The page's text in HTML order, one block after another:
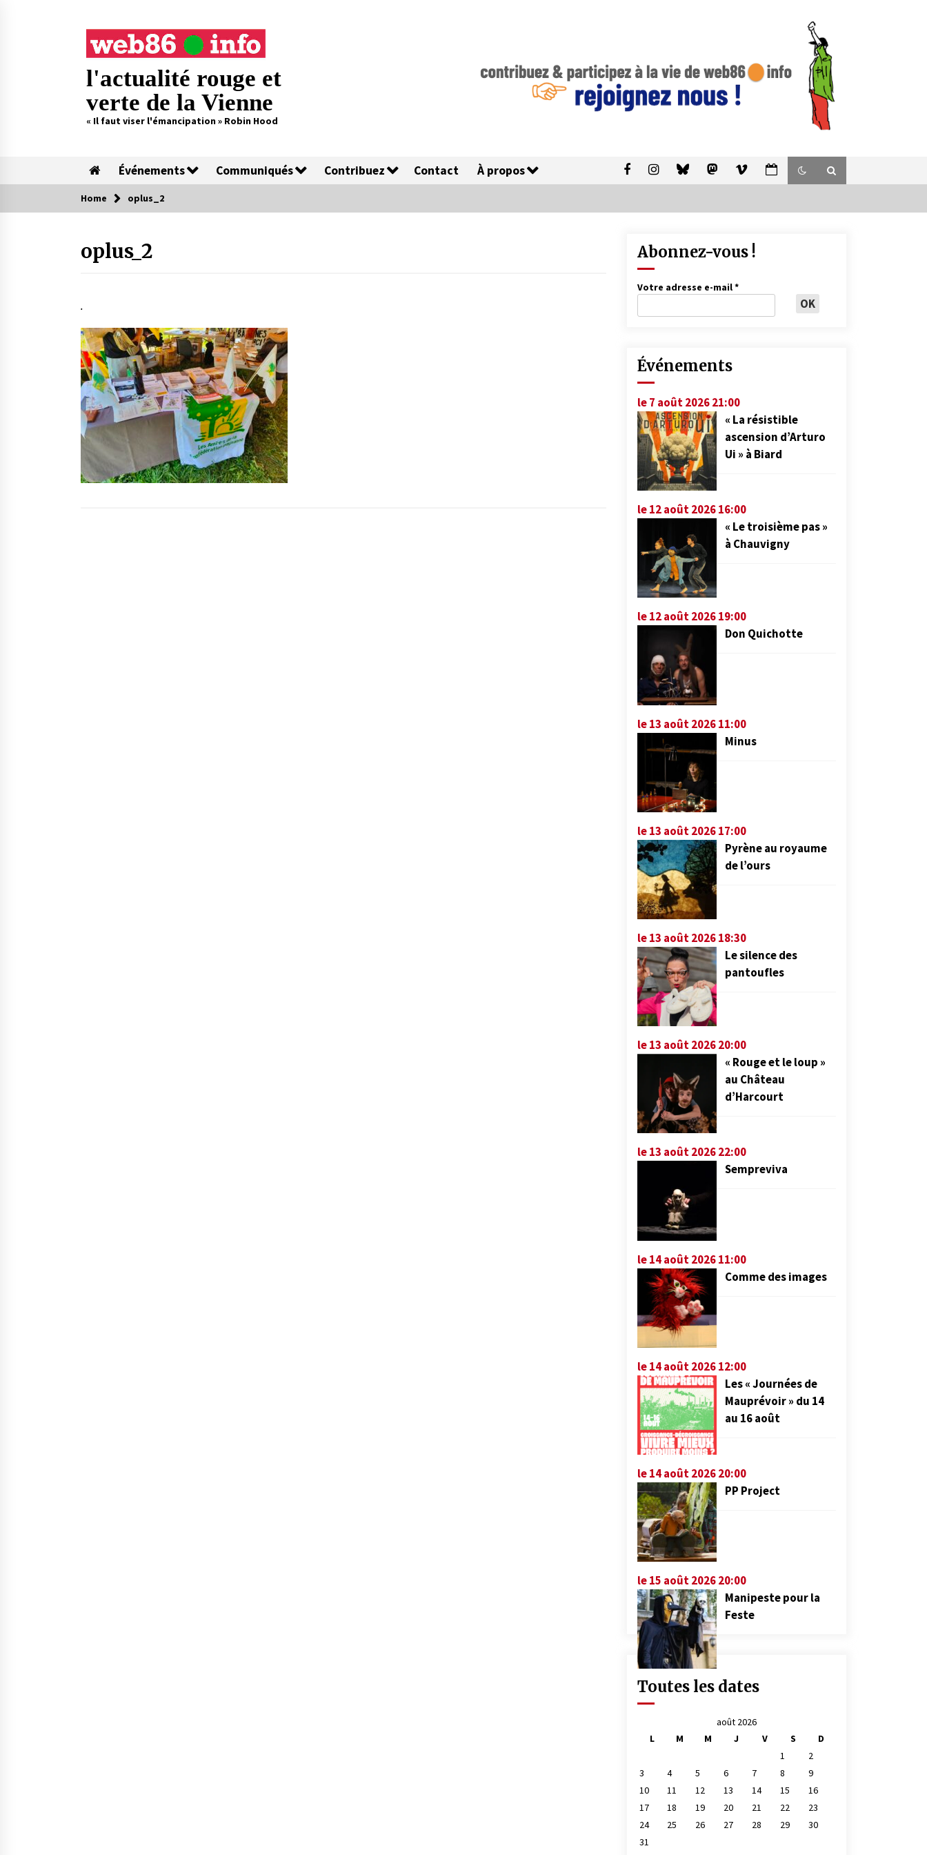
l'actualité rouge et
verte de la Vienne
« Il faut viser l'émancipation » Robin Hood
Événements Communiqués Contribuez Contact À propos
Home oplus_2
oplus_2
.
Abonnez-vous !
Votre adresse e-mail*
Événements
le 7 août 2026 21:00
« La résistible
ascension d’Arturo
Ui » à Biard
le 12 août 2026 16:00
« Le troisième pas »
à Chauvigny
le 12 août 2026 19:00
Don Quichotte
le 13 août 2026 11:00
Minus
le 13 août 2026 17:00
Pyrène au royaume
de l’ours
le 13 août 2026 18:30
Le silence des
pantoufles
le 13 août 2026 20:00
« Rouge et le loup »
au Château
d’Harcourt
le 13 août 2026 22:00
Sempreviva
le 14 août 2026 11:00
Comme des images
le 14 août 2026 12:00
Les « Journées de
Mauprévoir » du 14
au 16 août
le 14 août 2026 20:00
PP Project
le 15 août 2026 20:00
Manipeste pour la
Feste
Toutes les dates
août 2026
L
M M J V S
D
1
2
3
4 5 6 7 8
9
10
11 12 13 14 15
16
17
18 19 20 21 22
23
24
25 26 27 28 29
30
31